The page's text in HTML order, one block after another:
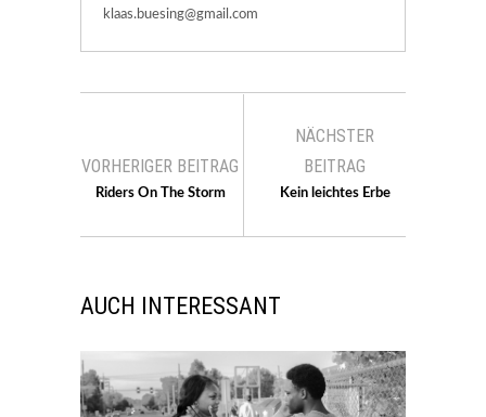
klaas.buesing@gmail.com
VORHERIGER BEITRAG
Riders On The Storm
NÄCHSTER
BEITRAG
Kein leichtes Erbe
AUCH INTERESSANT